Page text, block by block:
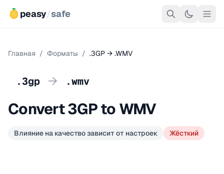
peasy/safe
Главная / Форматы / .3GP → .WMV
.3gp → .wmv
Convert 3GP to WMV
Влияние на качество зависит от настроек Жёсткий